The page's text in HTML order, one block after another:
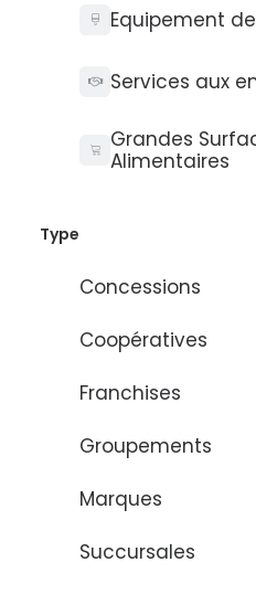
Equipement
Services aux
Grandes
Alimentaires
Type
Concessions
Coopératives
Franchises
Groupements
Marques
Succursales
messages